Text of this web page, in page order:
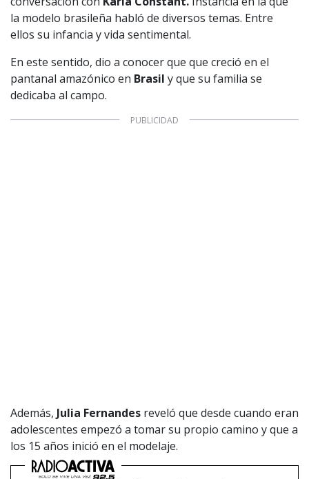
la modelo brasileña habló de diversos temas. Entre
ellos su infancia y vida sentimental.
En este sentido, dio a conocer que que creció en el
pantanal amazónico en Brasil y que su familia se
dedicaba al campo.
Además, Julia Fernandes reveló que desde cuando eran
adolescentes empezó a tomar su propio camino y que a
los 15 años inició en el modelaje.